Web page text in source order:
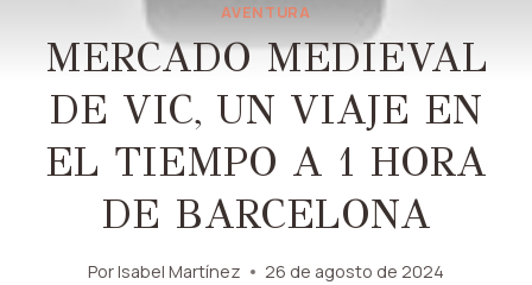
AVENTURA
MERCADO MEDIEVAL
DE VIC, UN VIAJE EN
EL TIEMPO A 1 HORA
DE BARCELONA
PorIsabel Martínez 26 de agosto de 2024